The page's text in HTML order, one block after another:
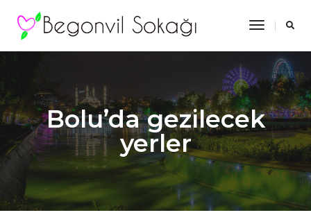
Toggle
Bolu’da gezilecek
yerler